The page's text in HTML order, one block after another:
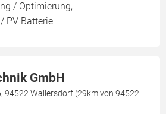
/ Optimierung,
PV Batterie
GmbH
94522 Wallersdorf (29km von 94522